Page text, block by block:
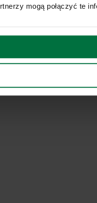
mogą połączyć te